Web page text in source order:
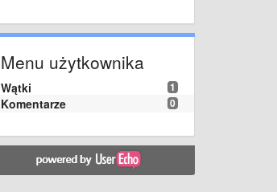
Menu użytkownika
1
Wątki
0
Komentarze